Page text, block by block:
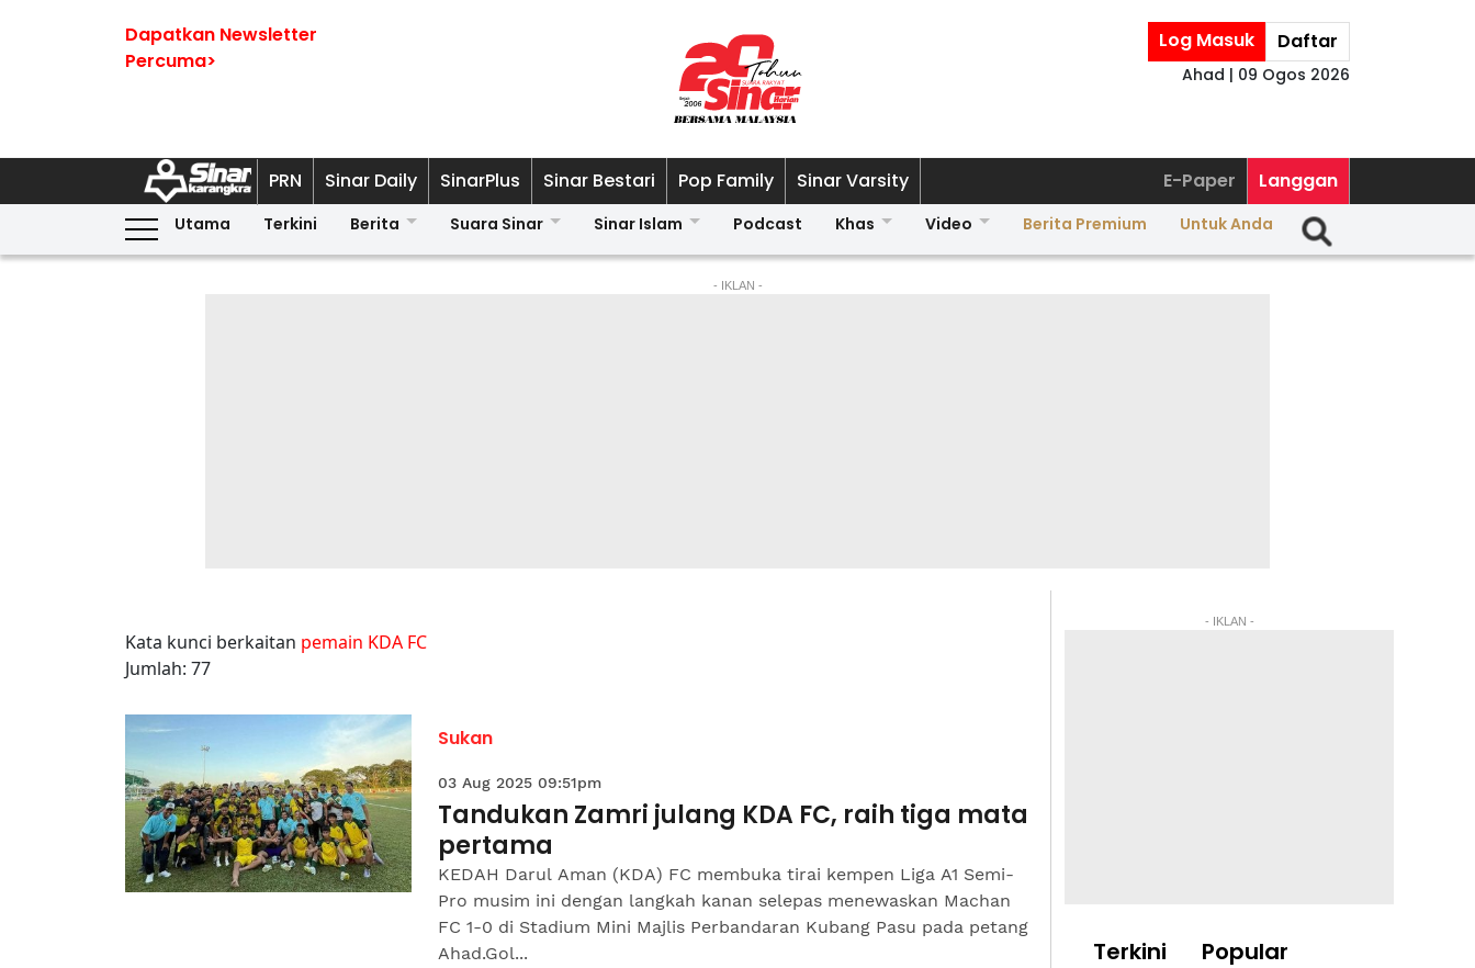
Dapatkan Newsletter
Percuma>
Log Masuk Daftar
Ahad | 09 Ogos 2026
PRN Sinar Daily SinarPlus Sinar Bestari Pop Family Sinar Varsity E-Paper Langgan
Utama Terkini Berita Suara Sinar Sinar Islam Podcast Khas Video Berita Premium Untuk Anda
- IKLAN -
Kata kunci berkaitan pemain KDA FC
Jumlah: 77
Sukan
03 Aug 2025 09:51pm
Tandukan Zamri julang KDA FC, raih tiga mata
pertama
KEDAH Darul Aman (KDA) FC membuka tirai kempen Liga A1 Semi-
Pro musim ini dengan langkah kanan selepas menewaskan Machan
FC 1-0 di Stadium Mini Majlis Perbandaran Kubang Pasu pada petang
Ahad.Gol...
- IKLAN -
Terkini Popular